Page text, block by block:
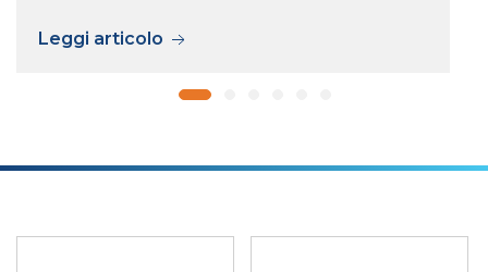
Leggi articolo